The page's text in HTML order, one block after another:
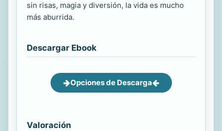
sin risas, magia y diversión, la vida es mucho
más aburrida.
Descargar Ebook
Opciones de Descarga
Valoración